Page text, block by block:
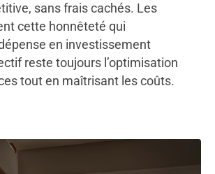
sans frais cachés. Les
cette honnêteté qui
en investissement
reste toujours l’optimisation
tout en maîtrisant les coûts.